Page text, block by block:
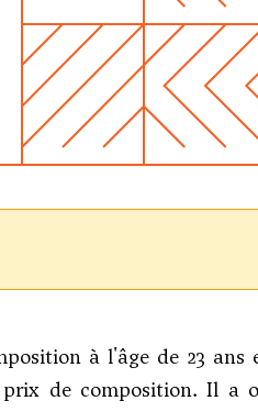
à l'âge de 23
de composition. Il a